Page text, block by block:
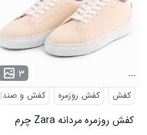
۳ ...
کفش کفش روزمره کفش و صندل
کفش روزمره مردانه Zara چرم